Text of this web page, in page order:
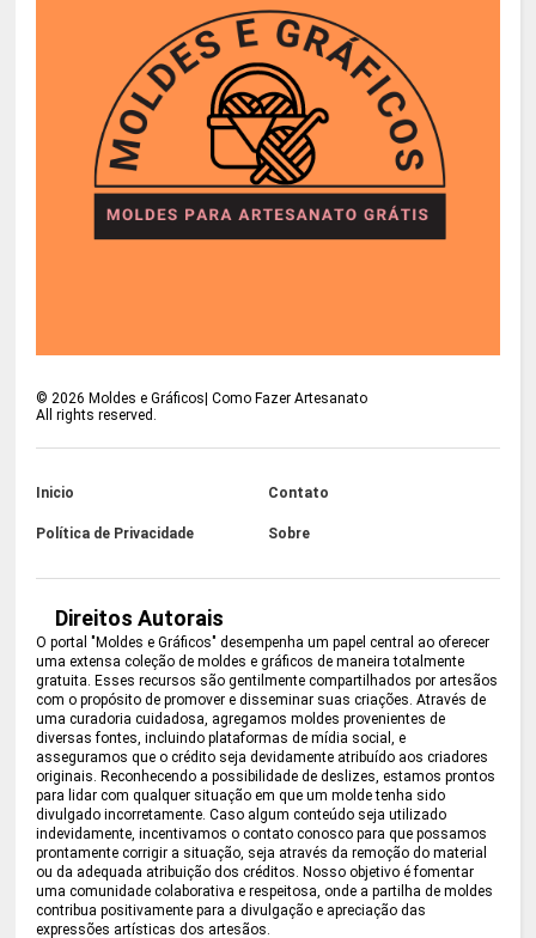
©2026 Moldes e Gráficos| Como Fazer Artesanato
All rights reserved.
Inicio Contato
Política de Privacidade Sobre
Direitos Autorais
O portal "Moldes e Gráficos" desempenha um papel central ao oferecer
uma extensa coleção de moldes e gráficos de maneira totalmente
gratuita. Esses recursos são gentilmente compartilhados por artesãos
com o propósito de promover e disseminar suas criações. Através de
uma curadoria cuidadosa, agregamos moldes provenientes de
diversas fontes, incluindo plataformas de mídia social, e
asseguramos que o crédito seja devidamente atribuído aos criadores
originais. Reconhecendo a possibilidade de deslizes, estamos prontos
para lidar com qualquer situação em que um molde tenha sido
divulgado incorretamente. Caso algum conteúdo seja utilizado
indevidamente, incentivamos o contato conosco para que possamos
prontamente corrigir a situação, seja através da remoção do material
ou da adequada atribuição dos créditos. Nosso objetivo é fomentar
uma comunidade colaborativa e respeitosa, onde a partilha de moldes
contribua positivamente para a divulgação e apreciação das
expressões artísticas dos artesãos.